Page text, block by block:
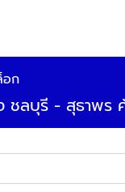
อก
ชลบุรี - สุธาพร